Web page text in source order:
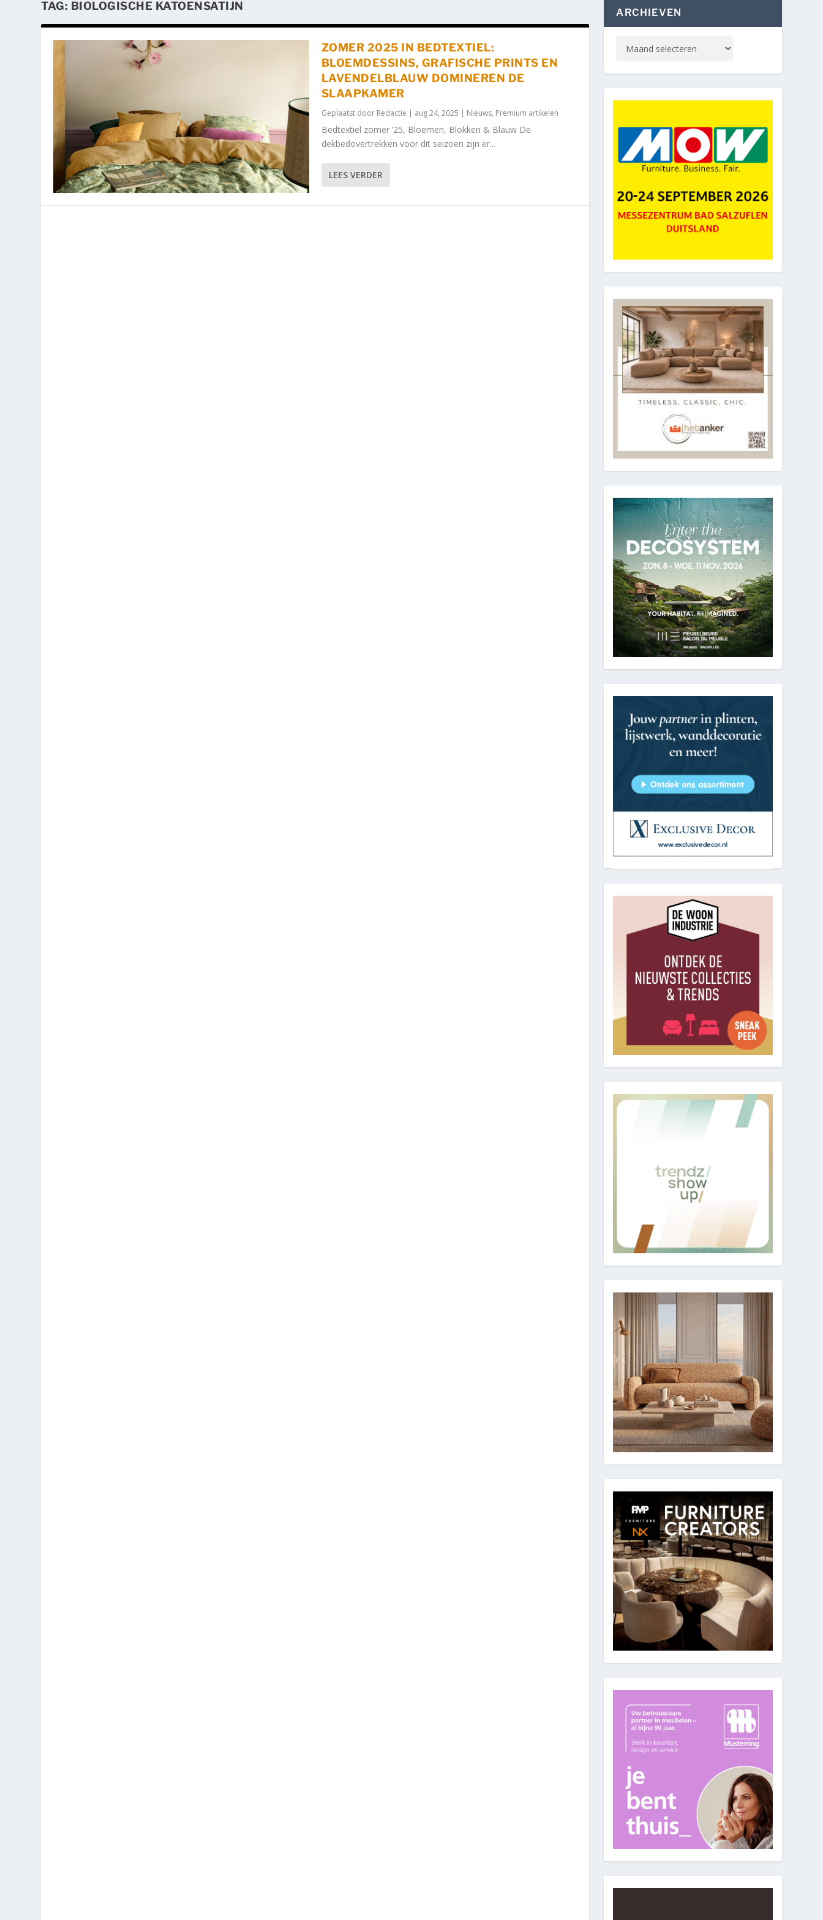
TAG: BIOLOGISCHE KATOENSATIJN
ZOMER 2025 IN BEDTEXTIEL:
BLOEMDESSINS, GRAFISCHE PRINTS EN
LAVENDELBLAUW DOMINEREN DE
SLAAPKAMER
Geplaatst door Redactie | aug 24, 2025 | Nieuws, Premium artikelen
Bedtextiel zomer ’25, Bloemen, Blokken & Blauw De
dekbedovertrekken voor dit seizoen zijn er...
LEES VERDER
ARCHIEVEN